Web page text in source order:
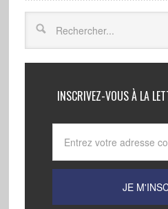
INSCRIVEZ-VOUS À LA